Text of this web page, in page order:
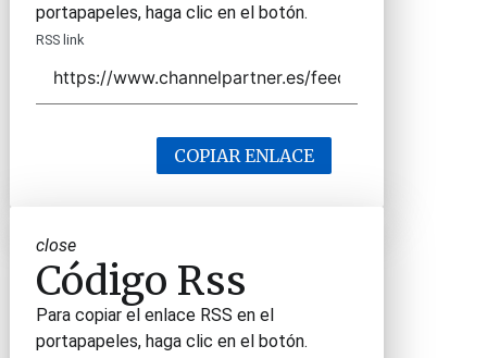
portapapeles, haga clic en el botón.
RSS link
COPIAR ENLACE
close
Código Rss
Para copiar el enlace RSS en el
portapapeles, haga clic en el botón.